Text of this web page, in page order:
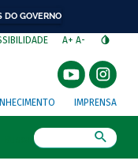
DO GOVERNO
A+ A-
IMPRENSA